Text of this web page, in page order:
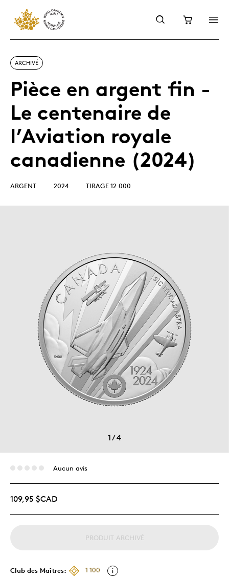
ARCHIVÉ
Pièce en argent fin -
Le centenaire de
l’Aviation royale
canadienne (2024)
ARGENT 2024 TIRAGE 12 000
1/4
Aucun avis
109,95 $CAD
PRODUIT ARCHIVÉ
Club des Maîtres:
1 100